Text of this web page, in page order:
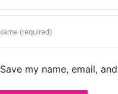
Save my name, email,